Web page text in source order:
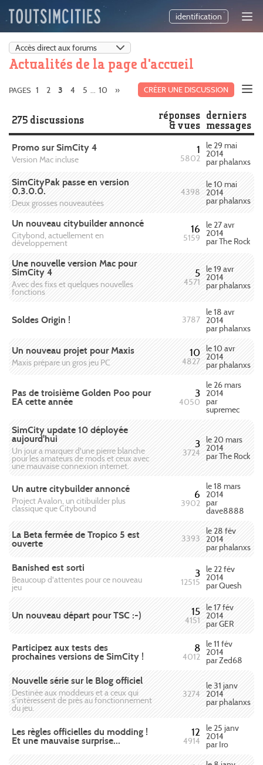
identification
Actualités de la page d'accueil
CRÉER UNE DISCUSSION
PAGES 1 2 3 4 5 ... 10 »
275 discussions
réponses
& vues
derniers
messages
Promo sur SimCity 4
Version Mac incluse
1
5802
le 29 mai
2014
par phalanxs
SimCityPak passe en version
0.3.0.0.
Deux grosses nouveautées
4398
le 10 mai
2014
par phalanxs
Un nouveau citybuilder annoncé
Citybond, actuellement en
développement
16
5159
le 27 avr
2014
par The Rock
Une nouvelle version Mac pour
SimCity 4
Avec des fixs et quelques nouvelles
fonctions
5
4571
le 19 avr
2014
par phalanxs
Soldes Origin ! 3787
le 18 avr
2014
par phalanxs
Un nouveau projet pour Maxis
Maxis prépare un gros jeu PC
10
4827
le 10 avr
2014
par phalanxs
Pas de troisième Golden Poo pour
EA cette année
3
4050
le 26 mars
2014
par
supremec
SimCity update 10 déployée
aujourd'hui
Un jour a marquer d'une pierre blanche
pour les amateurs de mods et ceux avec
une mauvaise connexion internet.
3
3724
le 20 mars
2014
par The Rock
Un autre citybuilder annoncé
Project Avalon, un citibuilder plus
classique que Citybound
6
3902
le 18 mars
2014
par
dave8888
La Beta fermée de Tropico 5 est
ouverte 3393
le 28 fév
2014
par phalanxs
Banished est sorti
Beaucoup d'attentes pour ce nouveau
jeu
3
12515
le 22 fév
2014
par Quesh
Un nouveau départ pour TSC :-) 15
4151
le 17 fév
2014
par GER
Participez aux tests des
prochaines versions de SimCity !
8
4012
le 11 fév
2014
par Zed68
Nouvelle série sur le Blog officiel
Destinée aux moddeurs et a ceux qui
s'intéressent de près au fonctionnement
du jeu.
3274
le 31 janv
2014
par phalanxs
Les règles officielles du modding !
Et une mauvaise surprise...
12
4914
le 25 janv
2014
par Iro